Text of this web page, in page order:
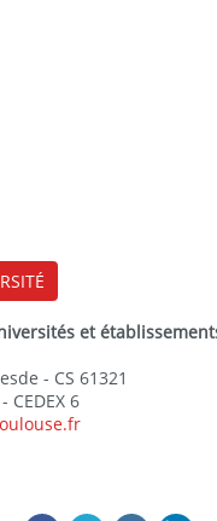
et
- CS 61321
CEDEX 6